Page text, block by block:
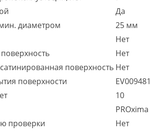
Да
диаметром
25 мм
Нет
Нет
поверхность Нет
поверхности
EV009481
10
PROxima
проверки
Нет